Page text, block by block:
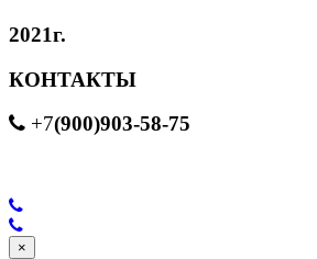
2021г.
КОНТАКТЫ
+7(900)903-58-75
×